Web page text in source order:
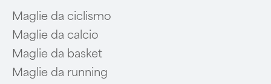
Maglie da ciclismo
Maglie da calcio
Maglie da basket
Maglie da running